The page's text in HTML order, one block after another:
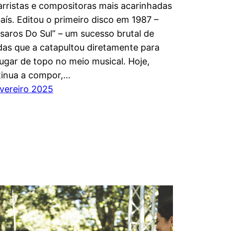
e compositoras mais acarinhadas
Editou o primeiro disco em 1987 –
Do Sul” – um sucesso brutal de
que a catapultou diretamente para
de topo no meio musical. Hoje,
a compor,…
2025